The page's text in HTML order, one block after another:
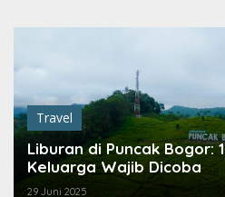
Puncak Bogor: 13 Destinasi
Wajib Dicoba